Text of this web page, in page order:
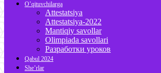
O’qituvchilarga
Attestatsiya
Attestatsiya-2022
Mantiqiy savollar
Olimpiada savollari
Разработки уроков
Qabul 2024
She’rlar